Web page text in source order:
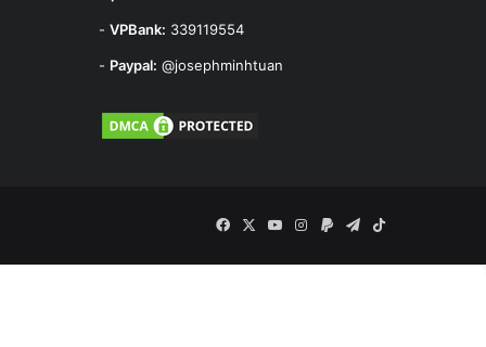
- VPBank: 339119554
- Paypal: @josephminhtuan
FacebookYouTubeInstagram
PaypalTelegram
TikTok